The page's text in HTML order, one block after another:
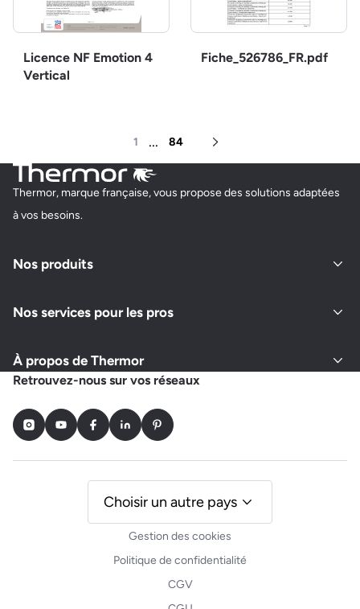
Licence NF Emotion 4
Vertical
Fiche_526786_FR.pdf
1 ... 84
Page suivante
Thermor, marque française, vous propose des solutions adaptées
à vos besoins.
Nos produits
Nos services pour les pros
À propos de Thermor
Retrouvez-nous sur vos réseaux
InstagramYoutubeFacebookLinkedInPinterest
Gestion des cookies
Politique de confidentialité
CGV
Choisir un autre pays